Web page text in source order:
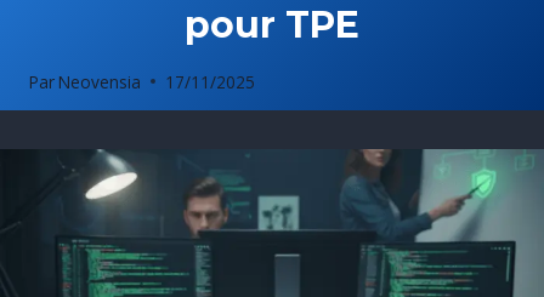
pour TPE
ParNeovensia 17/11/2025